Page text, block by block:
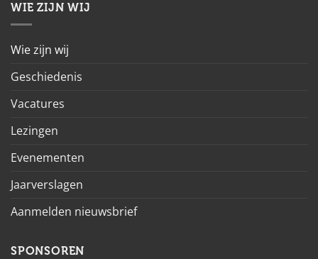
WIE ZIJN WIJ
Wie zijn wij
Geschiedenis
Vacatures
Lezingen
Evenementen
Jaarverslagen
Aanmelden nieuwsbrief
SPONSOREN